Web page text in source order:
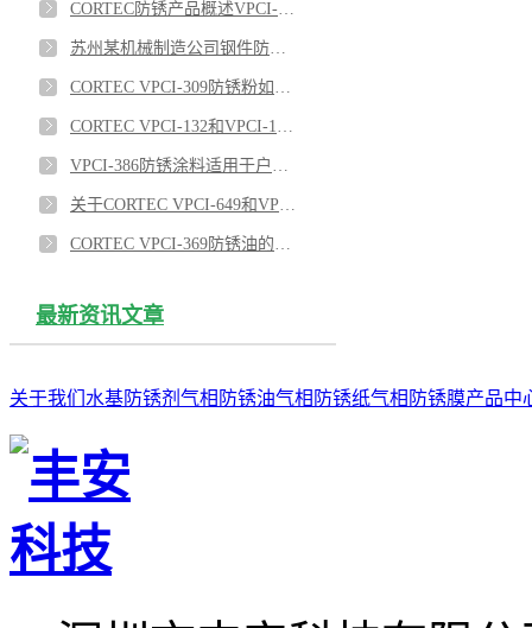
最新资讯文章
关于我们 水基防锈剂 气相防锈油气相防锈纸气相防锈膜产品中